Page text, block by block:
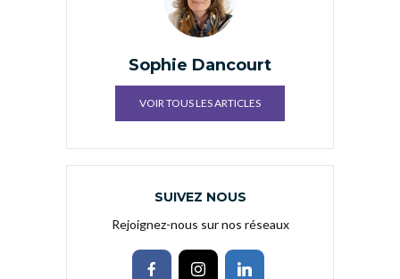
Sophie Dancourt
VOIR TOUS LES ARTICLES
SUIVEZ NOUS
Rejoignez-nous sur nos réseaux